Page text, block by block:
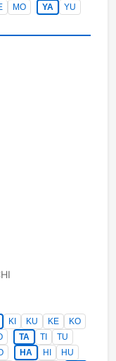
MO YA
YU
KI KU KE
KO
TA TI
TU
HA HI
HU